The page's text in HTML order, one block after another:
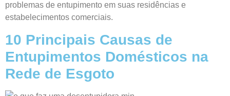
problemas de entupimento em suas residências e
estabelecimentos comerciais.
10 Principais Causas de
Entupimentos Domésticos na
Rede de Esgoto